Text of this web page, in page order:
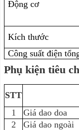
Động cơ
Kích thước
Công suất điện
Phụ kiện tiêu
STT
1
Giá dao doa
2
Giá dao ngoài